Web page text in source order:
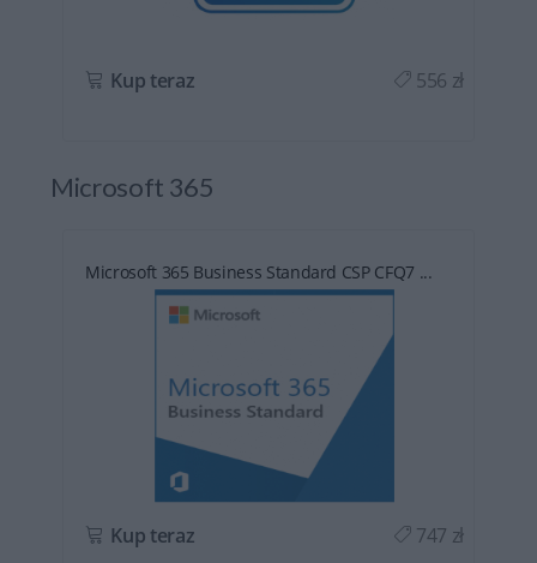
Kup teraz 556 zł
Microsoft 365
Microsoft 365 Business Standard CSP CFQ7 ...
Kup teraz 747 zł